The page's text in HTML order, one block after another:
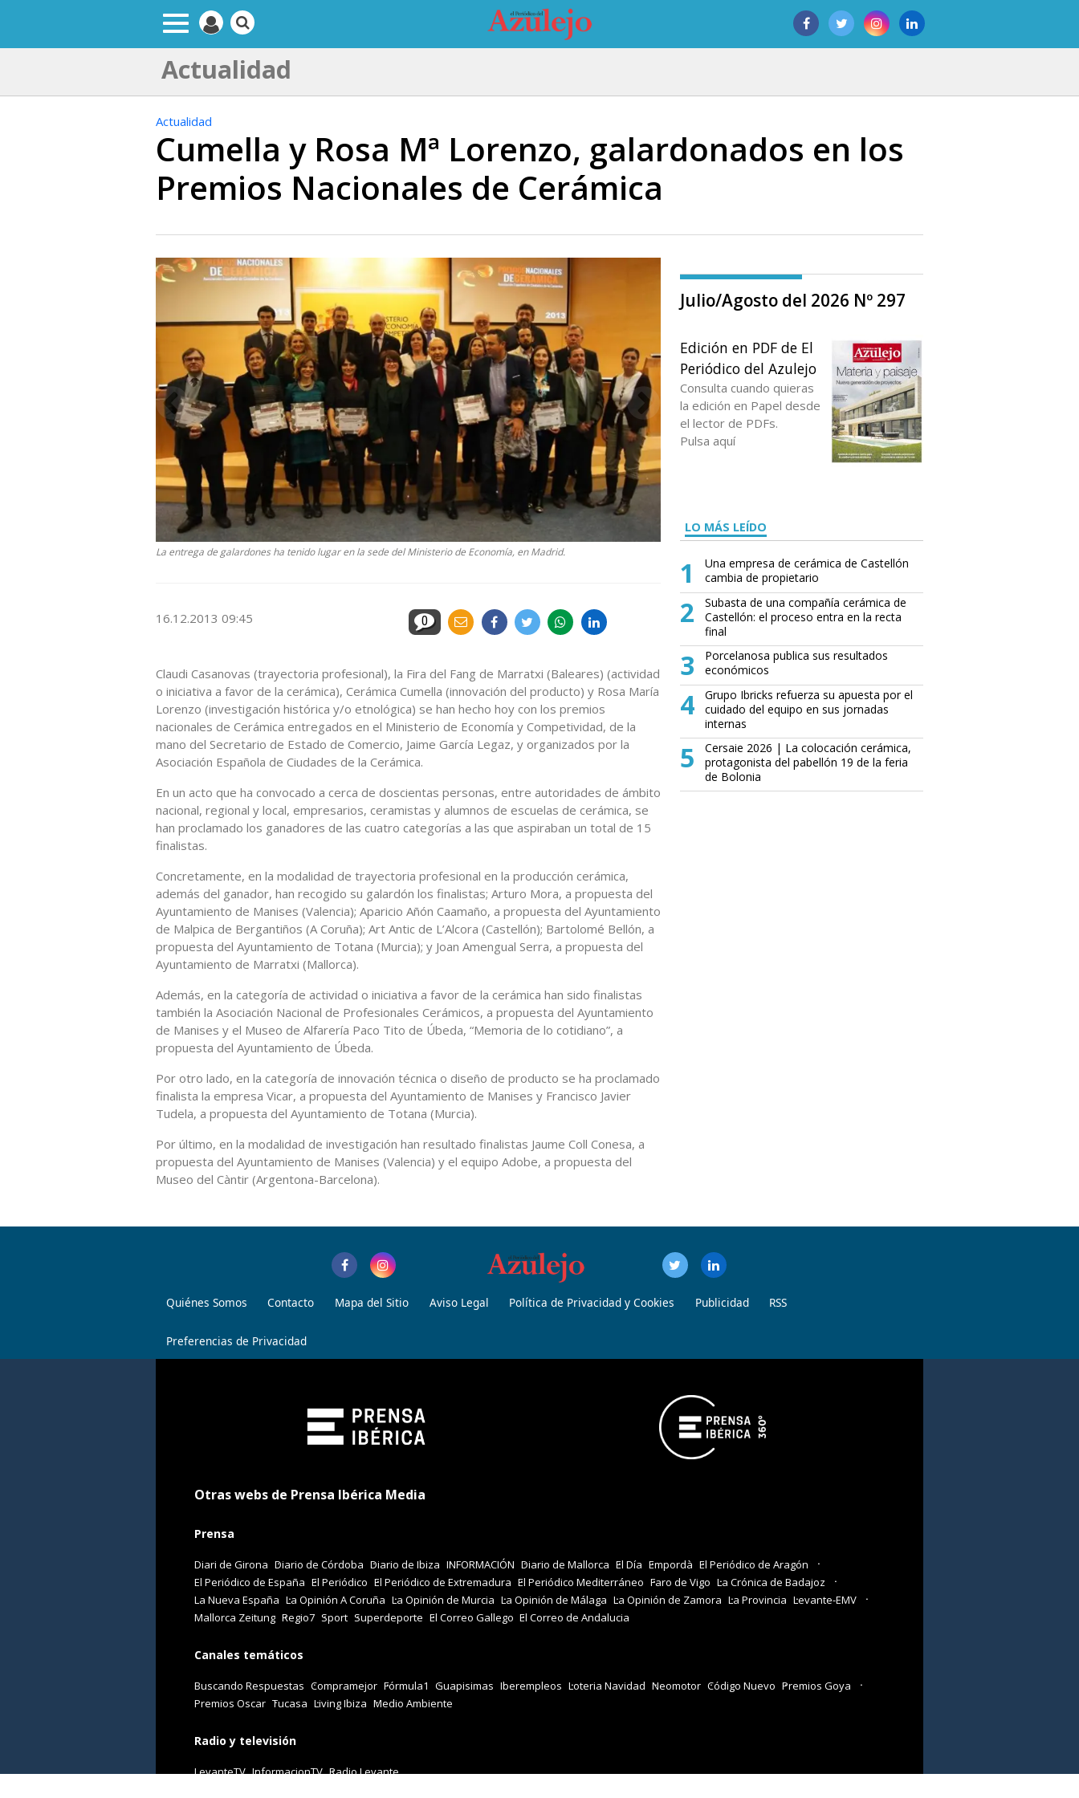
Actualidad
Actualidad
Cumella y Rosa Mª Lorenzo, galardonados en los
Premios Nacionales de Cerámica
La entrega de galardones ha tenido lugar en la sede del Ministerio de Economía, en Madrid.
16.12.2013 09:45 0
Claudi Casanovas (trayectoria profesional), la Fira del Fang de Marratxi (Baleares) (actividad
o iniciativa a favor de la cerámica), Cerámica Cumella (innovación del producto) y Rosa María
Lorenzo (investigación histórica y/o etnológica) se han hecho hoy con los premios
nacionales de Cerámica entregados en el Ministerio de Economía y Competividad, de la
mano del Secretario de Estado de Comercio, Jaime García Legaz, y organizados por la
Asociación Española de Ciudades de la Cerámica.
En un acto que ha convocado a cerca de doscientas personas, entre autoridades de ámbito
nacional, regional y local, empresarios, ceramistas y alumnos de escuelas de cerámica, se
han proclamado los ganadores de las cuatro categorías a las que aspiraban un total de 15
finalistas.
Concretamente, en la modalidad de trayectoria profesional en la producción cerámica,
además del ganador, han recogido su galardón los finalistas; Arturo Mora, a propuesta del
Ayuntamiento de Manises (Valencia); Aparicio Añón Caamaño, a propuesta del Ayuntamiento
de Malpica de Bergantiños (A Coruña); Art Antic de L’Alcora (Castellón); Bartolomé Bellón, a
propuesta del Ayuntamiento de Totana (Murcia); y Joan Amengual Serra, a propuesta del
Ayuntamiento de Marratxi (Mallorca).
Además, en la categoría de actividad o iniciativa a favor de la cerámica han sido finalistas
también la Asociación Nacional de Profesionales Cerámicos, a propuesta del Ayuntamiento
de Manises y el Museo de Alfarería Paco Tito de Úbeda, “Memoria de lo cotidiano”, a
propuesta del Ayuntamiento de Úbeda.
Por otro lado, en la categoría de innovación técnica o diseño de producto se ha proclamado
finalista la empresa Vicar, a propuesta del Ayuntamiento de Manises y Francisco Javier
Tudela, a propuesta del Ayuntamiento de Totana (Murcia).
Por último, en la modalidad de investigación han resultado finalistas Jaume Coll Conesa, a
propuesta del Ayuntamiento de Manises (Valencia) y el equipo Adobe, a propuesta del
Museo del Càntir (Argentona-Barcelona).
Julio/Agosto del 2026 Nº 297
Edición en PDF de El
Periódico del Azulejo
Consulta cuando quieras
la edición en Papel desde
el lector de PDFs.
Pulsa aquí
LO MÁS LEÍDO
1
Una empresa de cerámica de Castellón
cambia de propietario
2
Subasta de una compañía cerámica de
Castellón: el proceso entra en la recta
final
3
Porcelanosa publica sus resultados
económicos
4
Grupo Ibricks refuerza su apuesta por el
cuidado del equipo en sus jornadas
internas
5
Cersaie 2026 | La colocación cerámica,
protagonista del pabellón 19 de la feria
de Bolonia
Quiénes Somos Contacto Mapa del Sitio Aviso Legal Política de Privacidad y Cookies Publicidad RSS
Preferencias de Privacidad
Otras webs de Prensa Ibérica Media
Prensa
Diari de Girona Diario de Córdoba Diario de Ibiza INFORMACIÓN Diario de Mallorca El Día Empordà El Periódico de Aragón
El Periódico de España El Periódico El Periódico de Extremadura El Periódico Mediterráneo Faro de Vigo La Crónica de Badajoz
La Nueva España La Opinión A Coruña La Opinión de Murcia La Opinión de Málaga La Opinión de Zamora La Provincia Levante-EMV
Mallorca Zeitung Regio7 Sport Superdeporte El Correo Gallego El Correo de Andalucia
Canales temáticos
Buscando Respuestas Compramejor Fórmula1 Guapisimas Iberempleos Loteria Navidad Neomotor Código Nuevo Premios Goya
Premios Oscar Tucasa Living Ibiza Medio Ambiente
Radio y televisión
LevanteTV InformacionTV Radio Levante